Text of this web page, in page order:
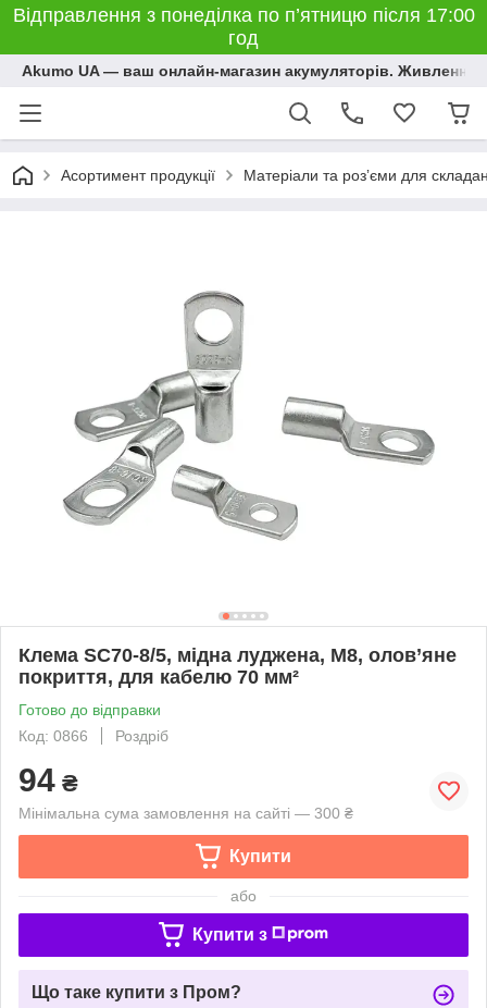
Відправлення з понеділка по п’ятницю після 17:00
год
Akumo UA — ваш онлайн-магазин акумуляторів. Живлення,
Асортимент продукції Матеріали та розʼєми для
Клема SC70-8/5, мідна луджена, M8, олов’яне
покриття, для кабелю 70 мм²
Готово до відправки
Код: 0866
Роздріб
94 ₴
Мінімальна сума замовлення на сайті — 300 ₴
Купити
або
Купити з
Що таке купити з Пром?